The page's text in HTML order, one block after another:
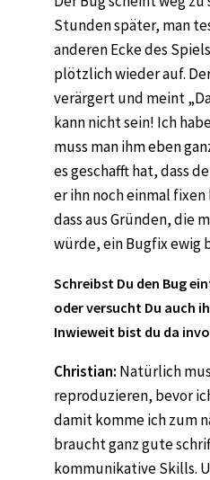
Stunden später, man
anderen Ecke des
plötzlich wieder auf.
verärgert und meint
kann nicht sein! Ich
muss man ihm eben
es geschafft hat, dass
er ihn noch einmal fixen
dass aus Gründen, die
würde, ein Bugfix ewig
Schreibst Du den Bug
oder versucht Du auch
Inwieweit bist du da
Christian: Natürlich
reproduzieren, bevor
damit komme ich zum
braucht ganz gute
kommunikative Skills.